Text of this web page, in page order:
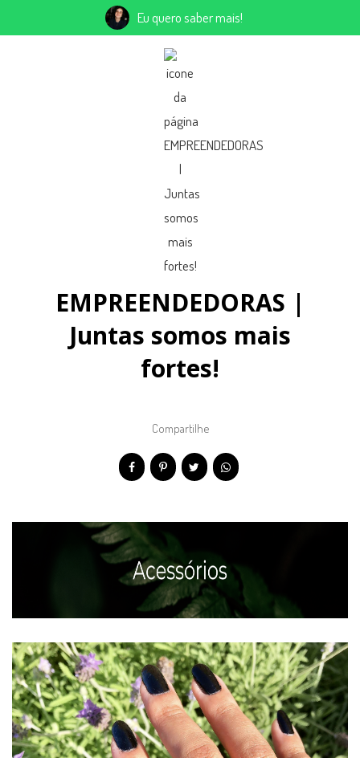
EMPREENDEDORAS |
Juntas somos mais
fortes!
Compartilhe
Eu quero saber mais!